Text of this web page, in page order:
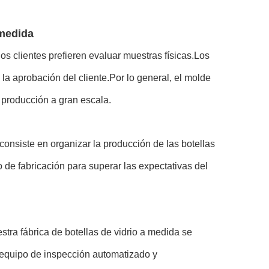
clientes prefieren evaluar muestras físicas.Los
aprobación del cliente.Por lo general, el molde
a gran escala.
en organizar la producción de las botellas
fabricación para superar las expectativas del
fábrica de botellas de vidrio a medida se
de inspección automatizado y